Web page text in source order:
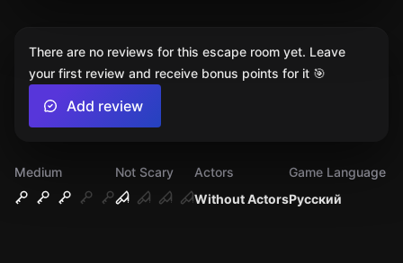
Medium
Not Scary
Without Actors
Actors
Русский
Game Language
There are no reviews for this escape room yet. Leave
your first review and receive bonus points for it 🎯
Add review